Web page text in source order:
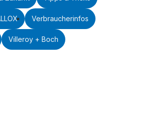
Verbraucherinfos
Villeroy + Boch